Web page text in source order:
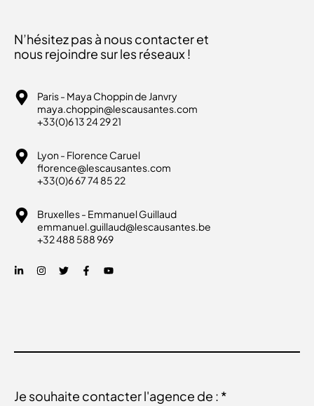
N’hésitez pas à nous contacter et
nous rejoindre sur les réseaux !
Paris - Maya Choppin de Janvry
maya.choppin@lescausantes.com
+33(0)6 13 24 29 21
Lyon - Florence Caruel
florence@lescausantes.com
+33(0)6 67 74 85 22
Bruxelles - Emmanuel Guillaud
emmanuel.guillaud@lescausantes.be
+32 488 588 969
Je souhaite contacter l'agence de : *